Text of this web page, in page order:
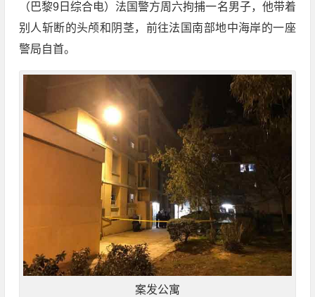
（巴黎9日综合电）法国警方周六拘捕一名男子，他带着
别人斩断的头颅和阴茎，前往法国南部地中海岸的一座
警局自首。
案发公寓